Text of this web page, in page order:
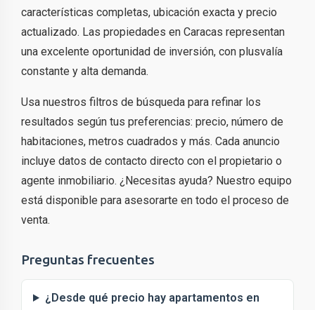
características completas, ubicación exacta y precio
actualizado. Las propiedades en Caracas representan
una excelente oportunidad de inversión, con plusvalía
constante y alta demanda.
Usa nuestros filtros de búsqueda para refinar los
resultados según tus preferencias: precio, número de
habitaciones, metros cuadrados y más. Cada anuncio
incluye datos de contacto directo con el propietario o
agente inmobiliario. ¿Necesitas ayuda? Nuestro equipo
está disponible para asesorarte en todo el proceso de
venta.
Preguntas frecuentes
¿Desde qué precio hay apartamentos en